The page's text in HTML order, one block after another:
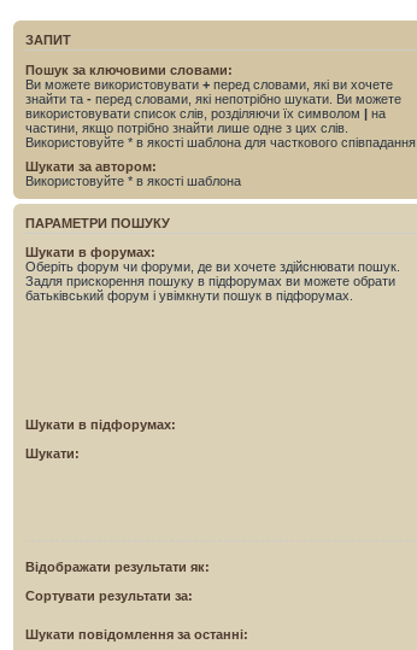
ЗАПИТ
Пошук за ключовими словами:
Ви можете використовувати + перед словами, які ви хочете
знайти та - перед словами, які непотрібно шукати. Ви можете
використовувати список слів, розділяючи їх символом | на
частини, якщо потрібно знайти лише одне з цих слів.
Використовуйте * в якості шаблона для часткового співпадання.
Шукати за автором:
Використовуйте * в якості шаблона
ПАРАМЕТРИ ПОШУКУ
Шукати в форумах:
Оберіть форум чи форуми, де ви хочете здійснювати пошук.
Задля прискорення пошуку в підфорумах ви можете обрати
батьківський форум і увімкнути пошук в підфорумах.
Шукати в підфорумах:
Шукати:
Відображати результати як:
Сортувати результати за:
Шукати повідомлення за останні: